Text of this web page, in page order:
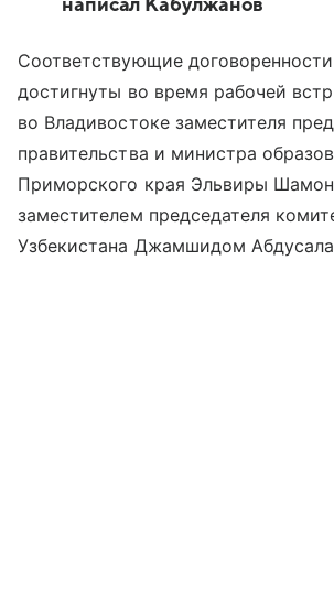
написал Кабулжанов
Соответствующие
достигнуты во время рабочей
во Владивостоке заместителя
правительства и министра
Приморского края Эльвиры
заместителем председателя
Узбекистана Джамшидом